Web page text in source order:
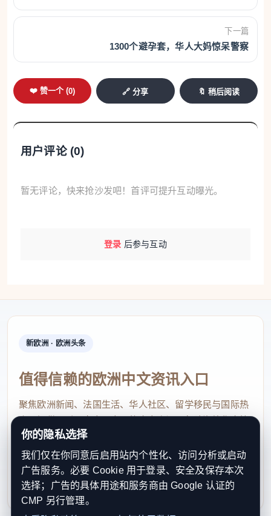
当地居民强烈担忧。警方接报后展开溯源调查，怀疑
是一家华人纺织厂所为。这并非个案。长期以来，当
地居民多次反映遗弃化工垃圾的现象越来越频繁，其
190名学生套现津贴被彻查
意大利政府拨给学生用于购买书籍、参观博物馆和观
年文化津贴”欺诈案。不法商家借社交网络诱导学生，
规，这190人面临总计130万欧元的罚款。
此地肇事逃逸现象增多
伦巴第大区Gallarate市的交通事故呈上升趋势：从
起；造成人员伤亡的事故数量也从2023年的233起增
至2025年的245起。与此同时，肇事逃逸现象增多。
得益于监控网络和新型车牌识别系统，警方得以迅速
识别肇事者，90%的肇事者被抓获。肇事逃逸后果严
下一篇
1300个避孕套，华人大妈惊呆警察
❤️ 赞一个 (0) 🔗 分享 🔖 稍后阅读
用户评论 (0)
暂无评论，快来抢沙发吧！首评可提升互动曝光。
登录 后参与互动
新欧洲 · 欧洲头条
值得信赖的欧洲中文资讯入口
聚焦欧洲新闻、法国生活、华人社区、留学移民与国际热
点，提供及时、真实、实用的中文资讯，帮助海外华人快
速了解欧洲动态。
contact@xinouzhou.com
服务支持、版权与合作：工作日优先处理站务、投稿与权
利通知
你的隐私选择
我们仅在你同意后启用站内个性化、访问分析或启动
广告服务。必要 Cookie 用于登录、安全及保存本次
选择；广告的具体用途和服务商由 Google 认证的
CMP 另行管理。